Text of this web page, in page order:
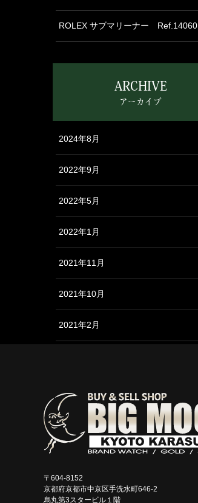
ROLEX サブマリーナー Ref.14060
ARCHIVE
アーカイブ
2024年8月
2022年9月
2022年5月
2022年1月
2021年11月
2021年10月
2021年2月
〒604-8152
京都府京都市中京区手洗水町646-2
烏丸第3スタービル１階